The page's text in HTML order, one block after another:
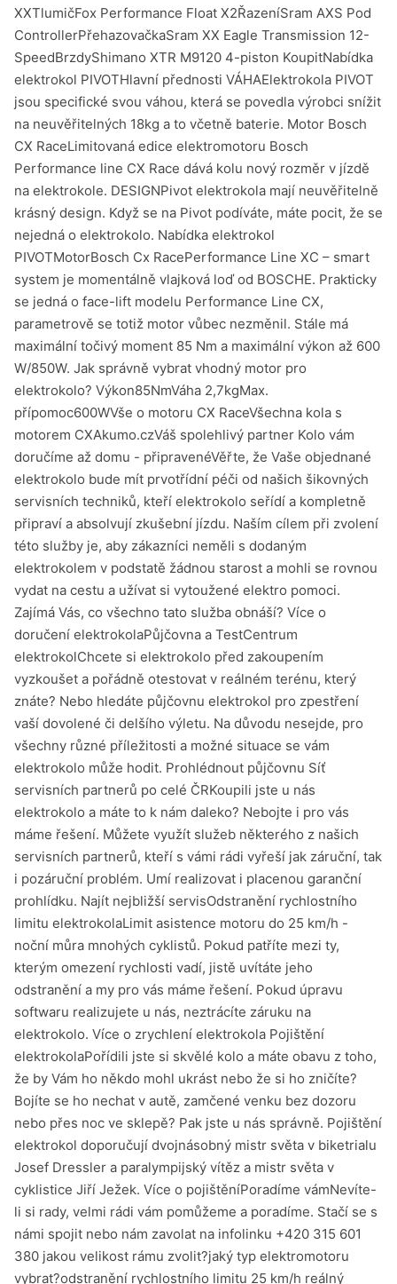
XXTlumičFox Performance Float X2ŘazeníSram AXS Pod
ControllerPřehazovačkaSram XX Eagle Transmission 12-
SpeedBrzdyShimano XTR M9120 4-piston KoupitNabídka
elektrokol PIVOTHlavní přednosti VÁHAElektrokola PIVOT
jsou specifické svou váhou, která se povedla výrobci snížit
na neuvěřitelných 18kg a to včetně baterie. Motor Bosch
CX RaceLimitovaná edice elektromotoru Bosch
Performance line CX Race dává kolu nový rozměr v jízdě
na elektrokole. DESIGNPivot elektrokola mají neuvěřitelně
krásný design. Když se na Pivot podíváte, máte pocit, že se
nejedná o elektrokolo. Nabídka elektrokol
PIVOTMotorBosch Cx RacePerformance Line XC – smart
system je momentálně vlajková loď od BOSCHE. Prakticky
se jedná o face-lift modelu Performance Line CX,
parametrově se totiž motor vůbec nezměnil. Stále má
maximální točivý moment 85 Nm a maximální výkon až 600
W/850W. Jak správně vybrat vhodný motor pro
elektrokolo? Výkon85NmVáha 2,7kgMax.
přípomoc600WVše o motoru CX RaceVšechna kola s
motorem CXAkumo.czVáš spolehlivý partner Kolo vám
doručíme až domu - připravenéVěřte, že Vaše objednané
elektrokolo bude mít prvotřídní péči od našich šikovných
servisních techniků, kteří elektrokolo seřídí a kompletně
připraví a absolvují zkušební jízdu. Naším cílem při zvolení
této služby je, aby zákazníci neměli s dodaným
elektrokolem v podstatě žádnou starost a mohli se rovnou
vydat na cestu a užívat si vytoužené elektro pomoci.
Zajímá Vás, co všechno tato služba obnáší? Více o
doručení elektrokolaPůjčovna a TestCentrum
elektrokolChcete si elektrokolo před zakoupením
vyzkoušet a pořádně otestovat v reálném terénu, který
znáte? Nebo hledáte půjčovnu elektrokol pro zpestření
vaší dovolené či delšího výletu. Na důvodu nesejde, pro
všechny různé příležitosti a možné situace se vám
elektrokolo může hodit. Prohlédnout půjčovnu Síť
servisních partnerů po celé ČRKoupili jste u nás
elektrokolo a máte to k nám daleko? Nebojte i pro vás
máme řešení. Můžete využít služeb některého z našich
servisních partnerů, kteří s vámi rádi vyřeší jak záruční, tak
i pozáruční problém. Umí realizovat i placenou garanční
prohlídku. Najít nejbližší servisOdstranění rychlostního
limitu elektrokolaLimit asistence motoru do 25 km/h -
noční můra mnohých cyklistů. Pokud patříte mezi ty,
kterým omezení rychlosti vadí, jistě uvítáte jeho
odstranění a my pro vás máme řešení. Pokud úpravu
softwaru realizujete u nás, neztrácíte záruku na
elektrokolo. Více o zrychlení elektrokola Pojištění
elektrokolaPořídili jste si skvělé kolo a máte obavu z toho,
že by Vám ho někdo mohl ukrást nebo že si ho zničíte?
Bojíte se ho nechat v autě, zamčené venku bez dozoru
nebo přes noc ve sklepě? Pak jste u nás správně. Pojištění
elektrokol doporučují dvojnásobný mistr světa v biketrialu
Josef Dressler a paralympijský vítěz a mistr světa v
cyklistice Jiří Ježek. Více o pojištěníPoradíme vámNevíte-
li si rady, velmi rádi vám pomůžeme a poradíme. Stačí se s
námi spojit nebo nám zavolat na infolinku +420 315 601
380 jakou velikost rámu zvolit?jaký typ elektromotoru
vybrat?odstranění rychlostního limitu 25 km/h reálný